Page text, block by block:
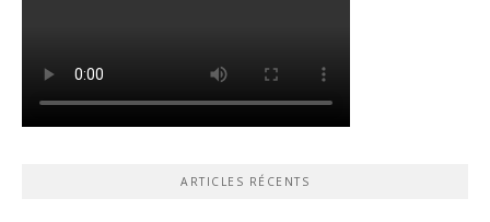
ARTICLES RÉCENTS